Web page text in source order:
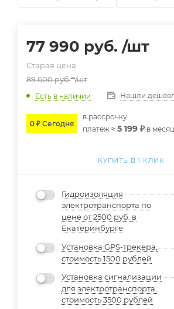
77 990 руб. /шт
Старая цена
89 600руб. /шт
Есть в наличии Нашли
0 ₽ Сегодня
в расcрочку
платеж ≈ 5 199 ₽ в месяц
КУПИТЬ В 1 КЛИК
Гидроизоляция
электротранспорта по
цене от 2500 руб. в
Екатеринбурге
Установка GPS-трекера,
стоимость 1500 рублей
Установка сигнализации
для электротранспорта,
стоимость 3500 рублей